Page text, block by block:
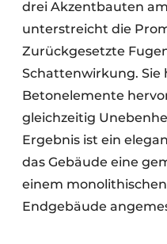
drei Akzentbauten
unterstreicht die
Zurückgesetzte
Schattenwirkung. Sie
Betonelemente
gleichzeitig
Ergebnis ist ein
das Gebäude eine
einem
Endgebäude